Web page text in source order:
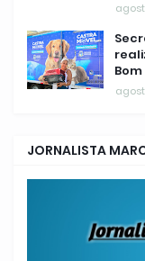
JORNALISTA